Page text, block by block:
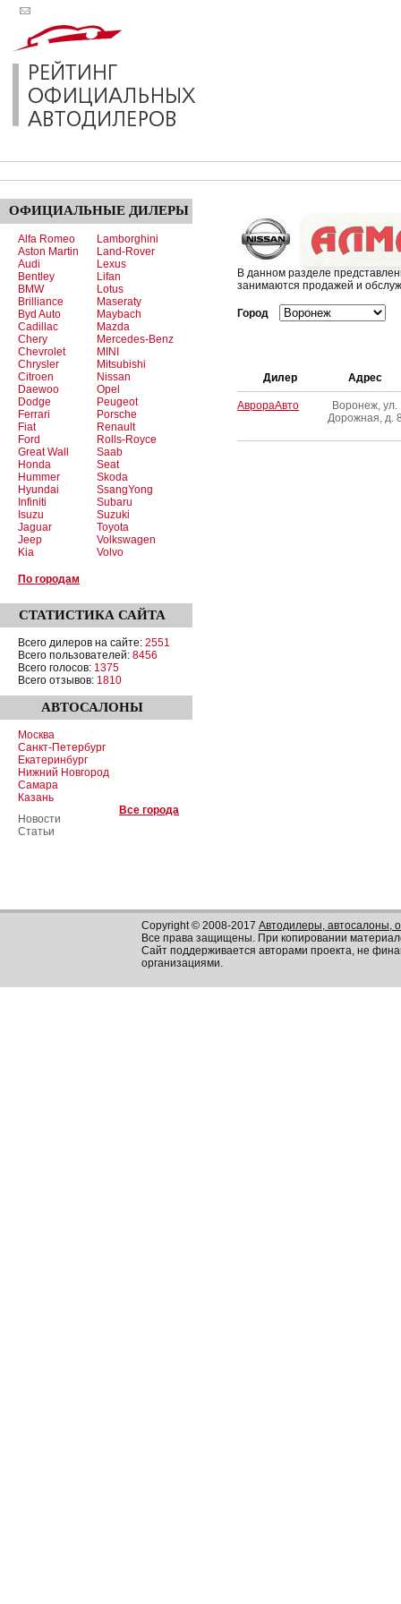
ОФИЦИАЛЬНЫЕ ДИЛЕРЫ
Alfa Romeo
Aston Martin
Audi
Bentley
BMW
Brilliance
Byd Auto
Cadillac
Chery
Chevrolet
Chrysler
Citroen
Daewoo
Dodge
Ferrari
Fiat
Ford
Great Wall
Honda
Hummer
Hyundai
Infiniti
Isuzu
Jaguar
Jeep
Kia
Lamborghini
Land-Rover
Lexus
Lifan
Lotus
Maseraty
Maybach
Mazda
Mercedes-Benz
MINI
Mitsubishi
Nissan
Opel
Peugeot
Porsche
Renault
Rolls-Royce
Saab
Seat
Skoda
SsangYong
Subaru
Suzuki
Toyota
Volkswagen
Volvo
По городам
СТАТИСТИКА САЙТА
Всего дилеров на сайте: 2551
Всего пользователей: 8456
Всего голосов: 1375
Всего отзывов: 1810
АВТОСАЛОНЫ
Москва
Санкт-Петербург
Екатеринбург
Нижний Новгород
Самара
Казань
Все города
Новости
Статьи
В данном разделе
занимаются продажей и
Город
Дилер Адрес
АврораАвто
Воронеж, ул.
Дорожная, д.
Copyright © 2008-2017 Автодилеры, автосалоны,
Все права защищены. При копировании
Сайт поддерживается авторами проекта, не
организациями.